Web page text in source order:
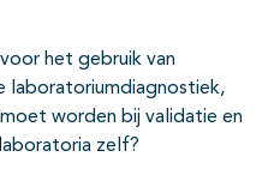
het gebruik van
laboratoriumdiagnostiek,
worden bij validatie en
zelf?